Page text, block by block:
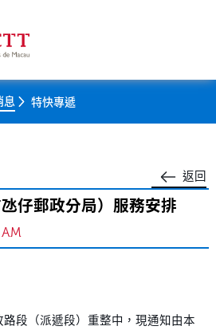
息 特快專遞
返回
仔郵政分局）服務安排
段（派遞段）重整中，現通知由本